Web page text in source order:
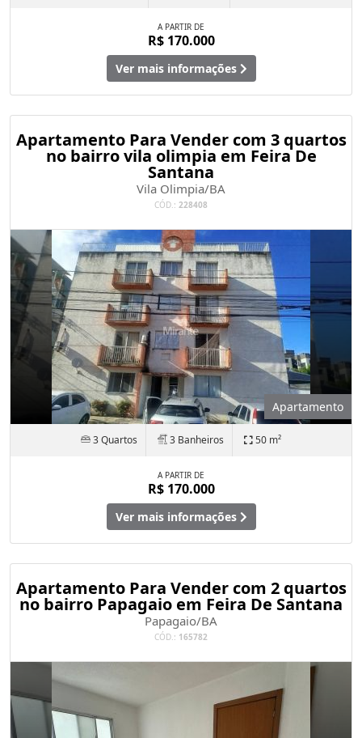
A PARTIR DE
R$ 170.000
Ver mais informações
Apartamento Para Vender com 3 quartos
no bairro vila olimpia em Feira De
Santana
Vila Olimpia/BA
CÓD.: 228408
Apartamento
3 Quartos 3 Banheiros 50 m²
A PARTIR DE
R$ 170.000
Ver mais informações
Apartamento Para Vender com 2 quartos
no bairro Papagaio em Feira De Santana
Papagaio/BA
CÓD.: 165782